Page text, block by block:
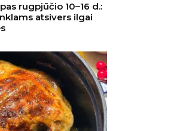
rugpjūčio 10–16 d.:
atsivers ilgai